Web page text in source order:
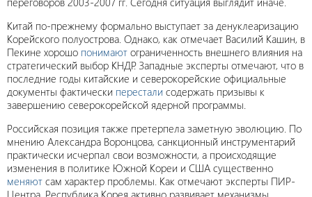
Китай по-прежнему формально выступает за денуклеаризацию
Корейского полуострова. Однако, как отмечает Василий Кашин, в
Пекине хорошо понимают ограниченность внешнего влияния на
стратегический выбор КНДР. Западные эксперты отмечают, что в
последние годы китайские и северокорейские официальные
документы фактически перестали содержать призывы к
завершению северокорейской ядерной программы.
Российская позиция также претерпела заметную эволюцию. По
мнению Александра Воронцова, санкционный инструментарий
практически исчерпал свои возможности, а происходящие
изменения в политике Южной Кореи и США существенно
меняют сам характер проблемы. Как отмечают эксперты ПИР-
Центра, Республика Корея активно развивает механизмы